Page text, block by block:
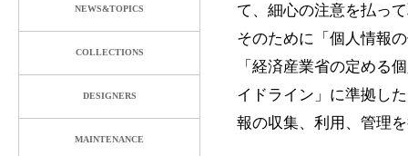
NEWS&TOPICS
COLLECTIONS
DESIGNERS
MAINTENANCE
て、細心の注意を払っ
そのために「個人情報
「経済産業省の定める
イドライン」に準拠し
報の収集、利用、管理